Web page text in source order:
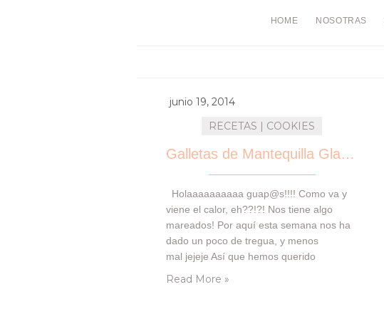
HOME NOSOTRAS
junio 19, 2014
RECETAS | COOKIES
Galletas de Mantequilla Glaseadas
Holaaaaaaaaaa guap@s!!!! Como va y
viene el calor, eh??!?! Nos tiene algo
mareados! Por aquí esta semana nos ha
dado un poco de tregua, y menos
mal jejeje Así que hemos querido
Read More »